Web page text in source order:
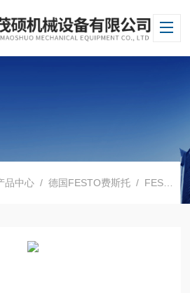
品中心 /德国FESTO费斯托 / FESTO电磁阀